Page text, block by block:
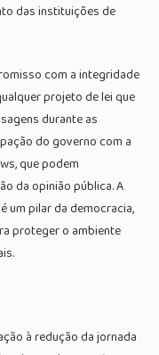
das instituições de
com a integridade
projeto de lei que
durante as
do governo com a
que podem
da opinião pública. A
um pilar da democracia,
proteger o ambiente
à redução da jornada